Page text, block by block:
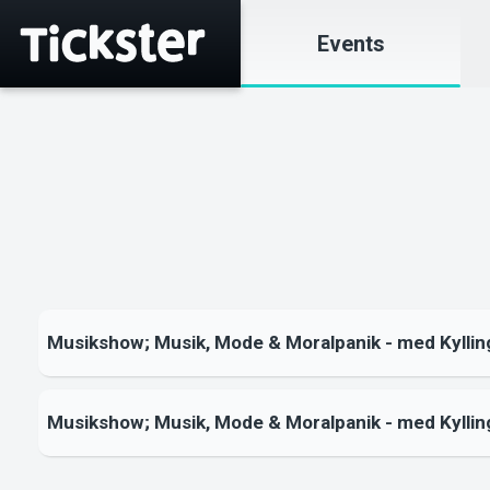
Events
Musikshow; Musik, Mode & Moralpanik - med
Musikshow; Musik, Mode & Moralpanik - med